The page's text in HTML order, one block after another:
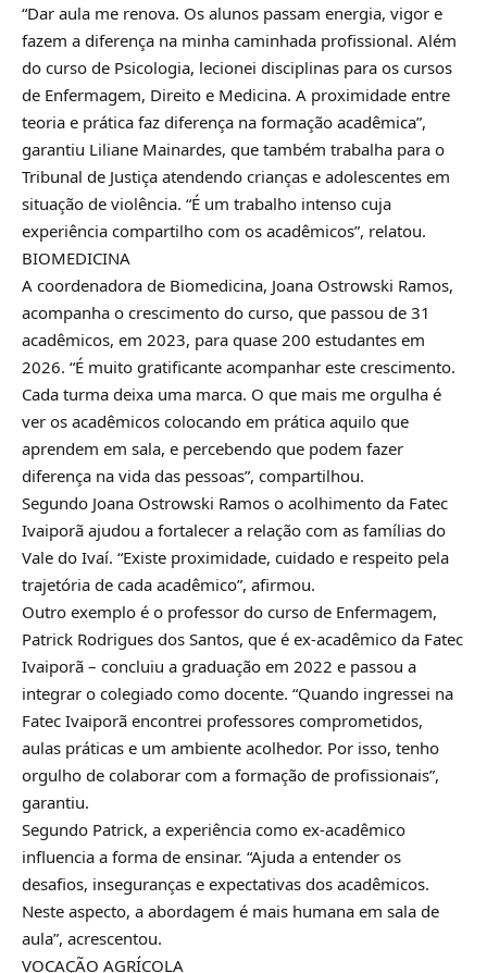
“Dar aula me renova. Os alunos passam energia, vigor e
fazem a diferença na minha caminhada profissional. Além
do curso de Psicologia, lecionei disciplinas para os cursos
de Enfermagem, Direito e Medicina. A proximidade entre
teoria e prática faz diferença na formação acadêmica”,
garantiu Liliane Mainardes, que também trabalha para o
Tribunal de Justiça atendendo crianças e adolescentes em
situação de violência. “É um trabalho intenso cuja
experiência compartilho com os acadêmicos”, relatou.
BIOMEDICINA
A coordenadora de Biomedicina, Joana Ostrowski Ramos,
acompanha o crescimento do curso, que passou de 31
acadêmicos, em 2023, para quase 200 estudantes em
2026. “É muito gratificante acompanhar este crescimento.
Cada turma deixa uma marca. O que mais me orgulha é
ver os acadêmicos colocando em prática aquilo que
aprendem em sala, e percebendo que podem fazer
diferença na vida das pessoas”, compartilhou.
Segundo Joana Ostrowski Ramos o acolhimento da Fatec
Ivaiporã ajudou a fortalecer a relação com as famílias do
Vale do Ivaí. “Existe proximidade, cuidado e respeito pela
trajetória de cada acadêmico”, afirmou.
Outro exemplo é o professor do curso de Enfermagem,
Patrick Rodrigues dos Santos, que é ex-acadêmico da Fatec
Ivaiporã – concluiu a graduação em 2022 e passou a
integrar o colegiado como docente. “Quando ingressei na
Fatec Ivaiporã encontrei professores comprometidos,
aulas práticas e um ambiente acolhedor. Por isso, tenho
orgulho de colaborar com a formação de profissionais”,
garantiu.
Segundo Patrick, a experiência como ex-acadêmico
influencia a forma de ensinar. “Ajuda a entender os
desafios, inseguranças e expectativas dos acadêmicos.
Neste aspecto, a abordagem é mais humana em sala de
aula”, acrescentou.
VOCAÇÃO AGRÍCOLA